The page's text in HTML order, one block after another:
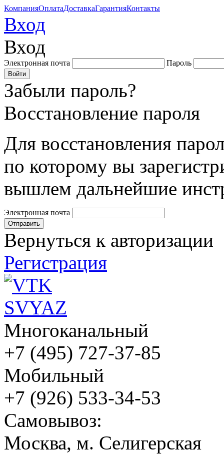
КомпанияОплатаДоставкаГарантияКонтакты
Вход
Вход
Электронная почта Пароль
Забыли пароль?
Восстановление пароля
Для восстановления
по которому вы
вышлем дальнейшие
Электронная почта
Вернуться к авторизации
Регистрация
Многоканальный
+7 (495) 727-37-85
Мобильный
+7 (926) 533-34-53
Cамовывоз:
Москва, м. Селигерская